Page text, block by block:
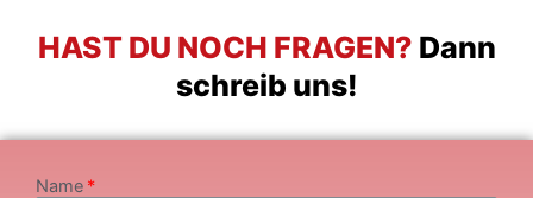
HAST DU NOCH FRAGEN? Dann
schreib uns!
Name